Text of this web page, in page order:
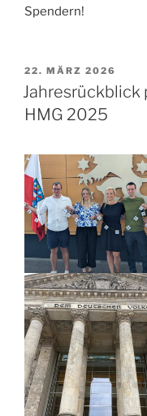
Spendern!
VERÖFFENTLICHT
AM
22. MÄRZ 2026
Jahresrückblick
HMG 2025